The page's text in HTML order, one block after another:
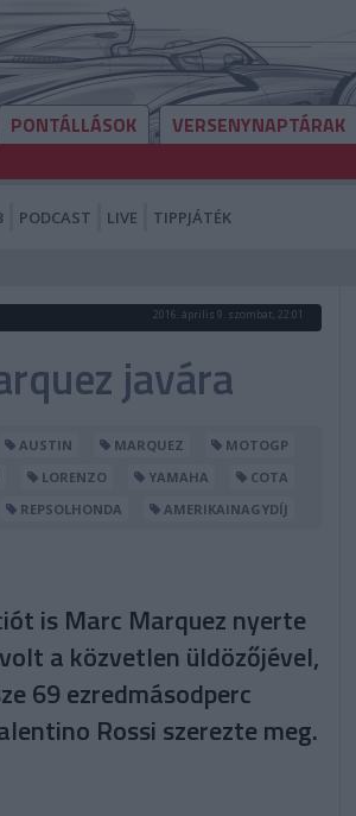
PONTÁLLÁSOK VERSENYNAPTÁRAK
PODCAST LIVE TIPPJÁTÉK
2016. április 9. szombat, 22:01
javára
AUSTIN MARQUEZ
MOTOGP
LORENZO YAMAHA
COTA
REPSOLHONDA
AMERIKAINAGYDÍJ
is Marc Marquez nyerte
a közvetlen üldözőjével,
69 ezredmásodperc
Rossi szerezte meg.